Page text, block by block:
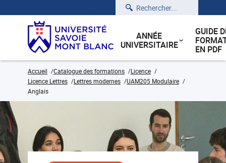
Rechercher
ANNÉE
UNIVERSITAIRE
GUIDE
EN PDF
Accueil Catalogue des formations
Licence
Licence Lettres
Lettres modernes
UAM205 Modulaire
Anglais